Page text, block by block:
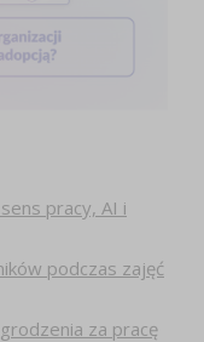
pracy, AI i
podczas zajęć
za pracę